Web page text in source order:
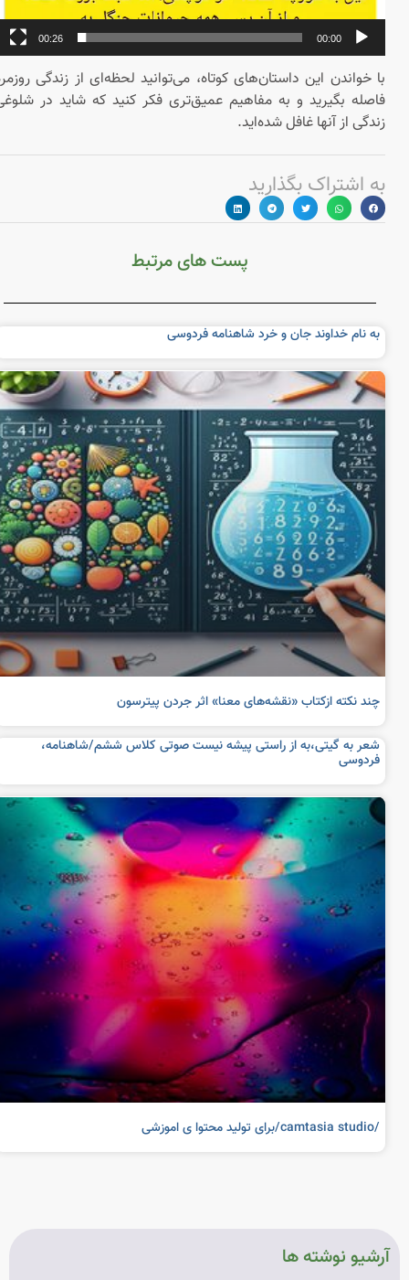
00:00
00:26
با خواندن این داستان‌های کوتاه، می‌توانید لحظه‌ای از زندگی روزمره
فاصله بگیرید و به مفاهیم عمیق‌تری فکر کنید که شاید در شلوغی
زندگی از آنها غافل شده‌اید.
به اشتراک بگذارید
پست های مرتبط
به نام خداوند جان و خرد شاهنامه فردوسی
چند نکته ازکتاب «نقشه‌های معنا» اثر جردن پیترسون
شعر به گیتی،به از راستی پیشه نیست صوتی کلاس ششم/شاهنامه،
فردوسی
آرشیو نوشته ها